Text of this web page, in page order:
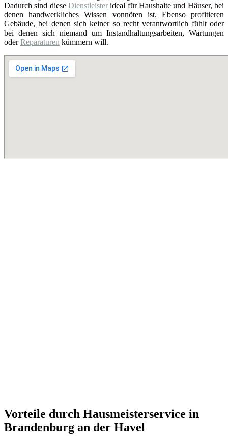
Dadurch sind diese Dienstleister ideal für Haushalte und Häuser, bei
denen handwerkliches Wissen vonnöten ist. Ebenso profitieren
Gebäude, bei denen sich keiner so recht verantwortlich fühlt oder
bei denen sich niemand um Instandhaltungsarbeiten, Wartungen
oderReparaturen kümmern will.
Vorteile durch Hausmeisterservice in
Brandenburg an der Havel